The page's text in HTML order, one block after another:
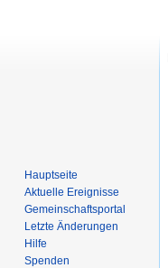
Hauptseite
Aktuelle Ereignisse
Gemeinschafts­portal
Letzte Änderungen
Hilfe
Spenden